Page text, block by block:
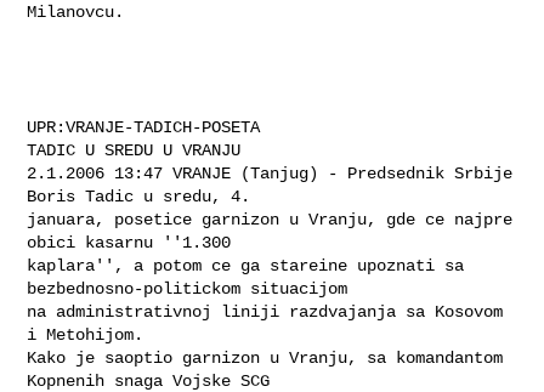
Milanovcu.
UPR:VRANJE-TADICH-POSETA
TADIC U SREDU U VRANJU
2.1.2006 13:47 VRANJE (Tanjug) - Predsednik Srbije
Boris Tadic u sredu, 4.
januara, posetice garnizon u Vranju, gde ce najpre
obici kasarnu ''1.300
kaplara'', a potom ce ga stareine upoznati sa
bezbednosno-politickom situacijom
na administrativnoj liniji razdvajanja sa Kosovom
i Metohijom.
Kako je saoptio garnizon u Vranju, sa komandantom
Kopnenih snaga Vojske SCG